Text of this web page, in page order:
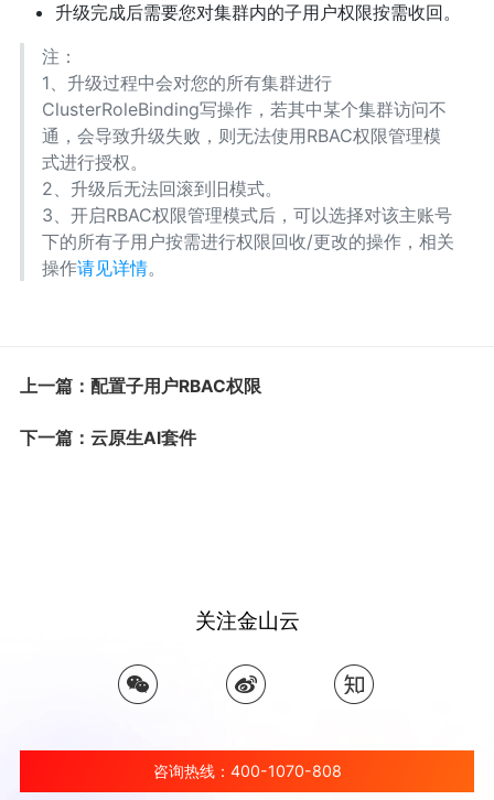
升级完成后需要您对集群内的子用户权限按需收回。
注：
1、升级过程中会对您的所有集群进行
ClusterRoleBinding写操作，若其中某个集群访问不
通，会导致升级失败，则无法使用RBAC权限管理模
式进行授权。
2、升级后无法回滚到旧模式。
3、开启RBAC权限管理模式后，可以选择对该主账号
下的所有子用户按需进行权限回收/更改的操作，相关
操作请见详情。
上一篇：配置子用户RBAC权限
下一篇：云原生AI套件
关注金山云
咨询热线：400-1070-808